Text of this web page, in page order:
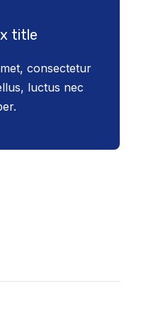
title
consectetur
luctus nec